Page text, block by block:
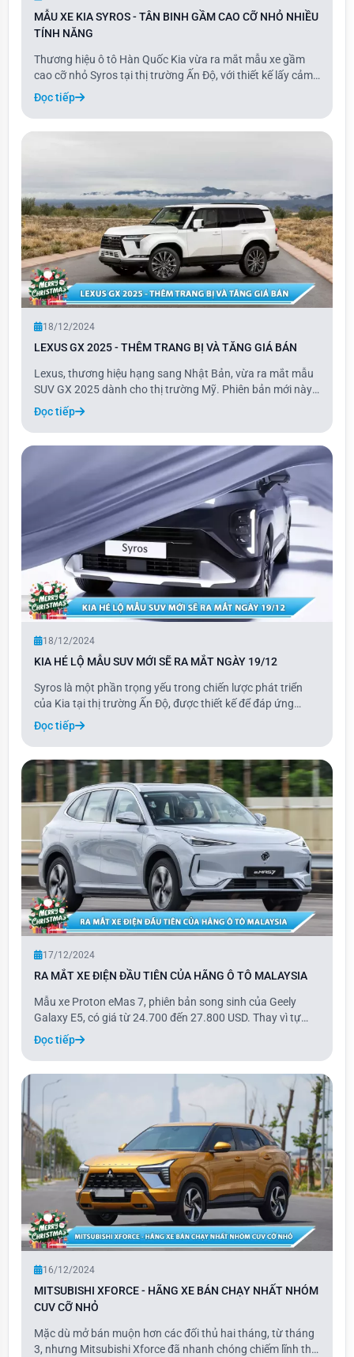
MẪU XE KIA SYROS - TÂN BINH GẦM CAO CỠ NHỎ NHIỀU
TÍNH NĂNG
Thương hiệu ô tô Hàn Quốc Kia vừa ra mắt mẫu xe gầm
cao cỡ nhỏ Syros tại thị trường Ấn Độ, với thiết kế lấy cảm
hứng từ EV9 và trang bị hàng loạt tính năng, công nghệ an
toàn tiên tiến. Được định vị giữa Sonet và Seltos, Kia Syros
mang đến tùy chọn động c
Đọc tiếp
18/12/2024
LEXUS GX 2025 - THÊM TRANG BỊ VÀ TĂNG GIÁ BÁN
Lexus, thương hiệu hạng sang Nhật Bản, vừa ra mắt mẫu
SUV GX 2025 dành cho thị trường Mỹ. Phiên bản mới này
là bản nâng cấp của dòng GX, với giá bán tăng nhẹ cùng
nhiều trang bị tiêu chuẩn được bổ sung.
Đọc tiếp
18/12/2024
KIA HÉ LỘ MẪU SUV MỚI SẼ RA MẮT NGÀY 19/12
Syros là một phần trọng yếu trong chiến lược phát triển
của Kia tại thị trường Ấn Độ, được thiết kế để đáp ứng
những nhu cầu đặc thù của người tiêu dùng địa phương,
đồng thời vẫn duy trì sức hấp dẫn trên toàn cầu. Mẫu xe
này sẽ lấp đầy khoảng trống giữa c
Đọc tiếp
17/12/2024
RA MẮT XE ĐIỆN ĐẦU TIÊN CỦA HÃNG Ô TÔ MALAYSIA
Mẫu xe Proton eMas 7, phiên bản song sinh của Geely
Galaxy E5, có giá từ 24.700 đến 27.800 USD. Thay vì tự
phát triển, Proton đã lựa chọn rebadge mẫu xe của thương
hiệu Trung Quốc, vì vậy thiết kế và các cấu phần của eMas
7 gần như giống hệt Galaxy E5, ch
Đọc tiếp
16/12/2024
MITSUBISHI XFORCE - HÃNG XE BÁN CHẠY NHẤT NHÓM
CUV CỠ NHỎ
Mặc dù mở bán muộn hơn các đối thủ hai tháng, từ tháng
3, nhưng Mitsubishi Xforce đã nhanh chóng chiếm lĩnh thị